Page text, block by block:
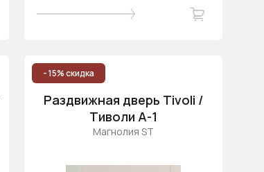
- 15% скидка
Раздвижная дверь Tivoli /
Тиволи А-1
Магнолия ST